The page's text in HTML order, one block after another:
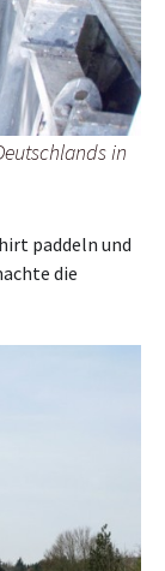
in
paddeln und
die